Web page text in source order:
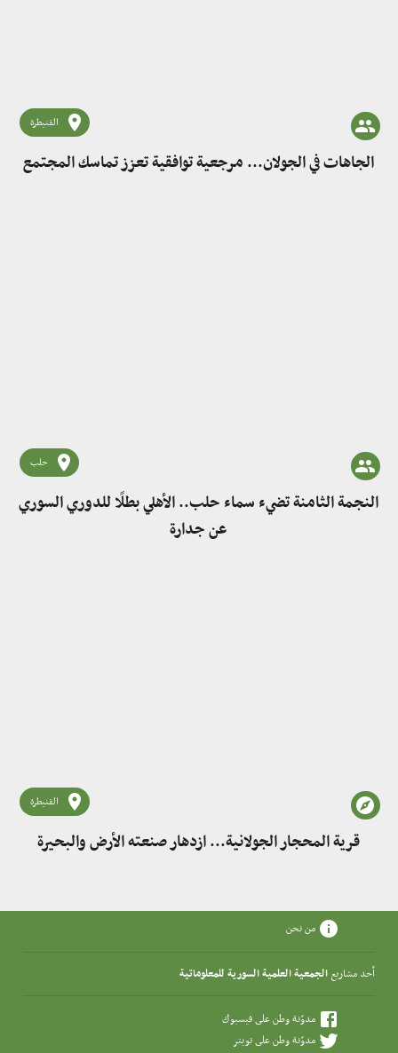
القنيطرة
الجاهات في الجولان... مرجعية توافقية تعزز تماسك المجتمع
حلب
النجمة الثامنة تضيء سماء حلب.. الأهلي بطلًا للدوري السوري
عن جدارة
القنيطرة
قرية المحجار الجولانية... ازدهار صنعته الأرض والبحيرة
من نحن
أحد مشاريع الجمعية العلمية السورية للمعلوماتية
مدوّنة وطن على فيسبوك
مدوّنة وطن على تويتر